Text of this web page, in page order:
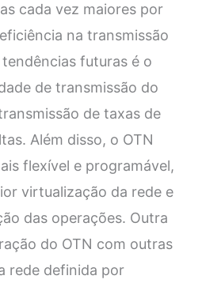
cada vez maiores por
na transmissão
futuras é o
de transmissão do
de taxas de
Além disso, o OTN
flexível e programável,
virtualização da rede e
das operações. Outra
do OTN com outras
rede definida por